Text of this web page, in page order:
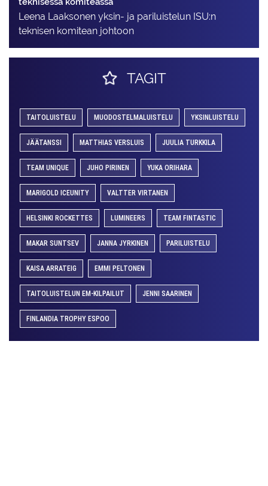
Leena Laaksonen yksin- ja pariluistelun ISU:n
teknisen komitean johtoon
TAGIT
TAITOLUISTELU MUODOSTELMALUISTELU YKSINLUISTELU
JÄÄTANSSI MATTHIAS VERSLUIS JUULIA TURKKILA
TEAM UNIQUE JUHO PIRINEN YUKA ORIHARA
MARIGOLD ICEUNITY VALTTER VIRTANEN
HELSINKI ROCKETTES LUMINEERS TEAM FINTASTIC
MAKAR SUNTSEV JANNA JYRKINEN PARILUISTELU
KAISA ARRATEIG EMMI PELTONEN
TAITOLUISTELUN EM-KILPAILUT JENNI SAARINEN
FINLANDIA TROPHY ESPOO